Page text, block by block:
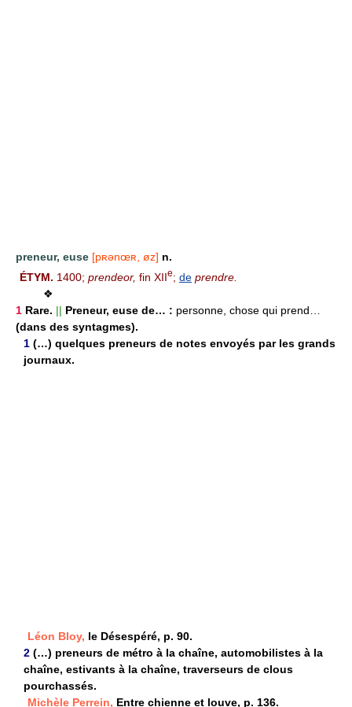
preneur, euse [pʀənœʀ, øz] n.
ÉTYM. 1400; prendeor, fin XIIe; de prendre.
❖
1 Rare. || Preneur, euse de… : personne, chose qui prend…
(dans des syntagmes).
1 (…) quelques preneurs de notes envoyés par les grands
journaux.
Léon Bloy, le Désespéré, p. 90.
2 (…) preneurs de métro à la chaîne, automobilistes à la
chaîne, estivants à la chaîne, traverseurs de clous
pourchassés.
Michèle Perrein, Entre chienne et louve, p. 136.